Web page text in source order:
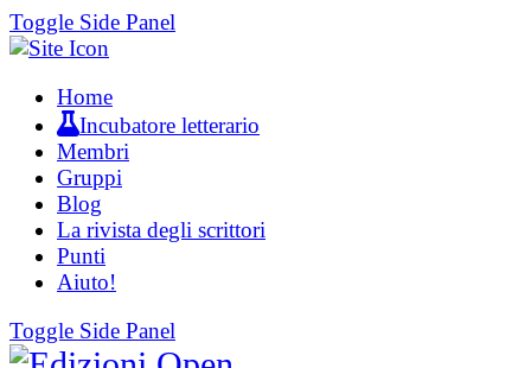
Toggle Side Panel
Home
Incubatore letterario
Membri
Gruppi
Blog
La rivista degli scrittori
Punti
Aiuto!
Toggle Side Panel